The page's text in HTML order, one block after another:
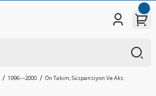
1996---2000 Ön Takım, Süspansiyon Ve Aks